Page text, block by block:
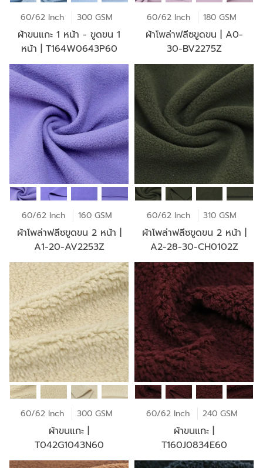
60/62 Inch 300 GSM
ผ้าขนแกะ 1 หน้า - ขูดขน 1
หน้า | T164W0643P60
60/62 Inch 180 GSM
ผ้าโพล่าฟลีซขูดขน | A0-
30-BV2275Z
60/62 Inch 160 GSM
ผ้าโพล่าฟลีซขูดขน 2 หน้า |
A1-20-AV2253Z
60/62 Inch 310 GSM
ผ้าโพล่าฟลีซขูดขน 2 หน้า |
A2-28-30-CH0102Z
60/62 Inch 300 GSM
ผ้าขนแกะ |
T042G1043N60
60/62 Inch 240 GSM
ผ้าขนแกะ |
T160J0834E60